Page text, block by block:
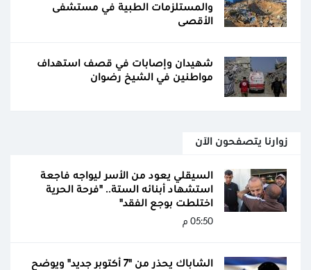
والمستلزمات الطبية في مستشفى
الأقصى
شهيدان وإصابات في قصف استهداف
مواطنين في الشيخ رضوان
زوارنا يتصفحون الآن
السيقلي يعود من الأسر ليواجه فاجعة
استشهاد أبنائه الستة.. "فرحة الحرية
اختلطت بوجع الفقد"
05:50 م
الشاباك يحذر من "7 أكتوبر جديد" ويوضح